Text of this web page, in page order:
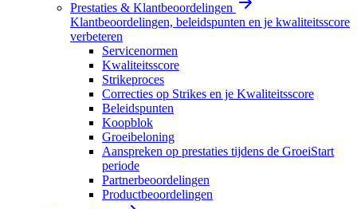
Prestaties & Klantbeoordelingen
Klantbeoordelingen, beleidspunten en je kwaliteitsscore
verbeteren
Servicenormen
Kwaliteitsscore
Strikeproces
Correcties op Strikes en je Kwaliteitsscore
Beleidspunten
Koopblok
Groeibeloning
Aanspreken op prestaties tijdens de GroeiStart
periode
Partnerbeoordelingen
Productbeoordelingen